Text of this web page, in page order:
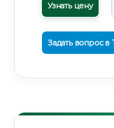
Узнать цену
Задать вопрос в